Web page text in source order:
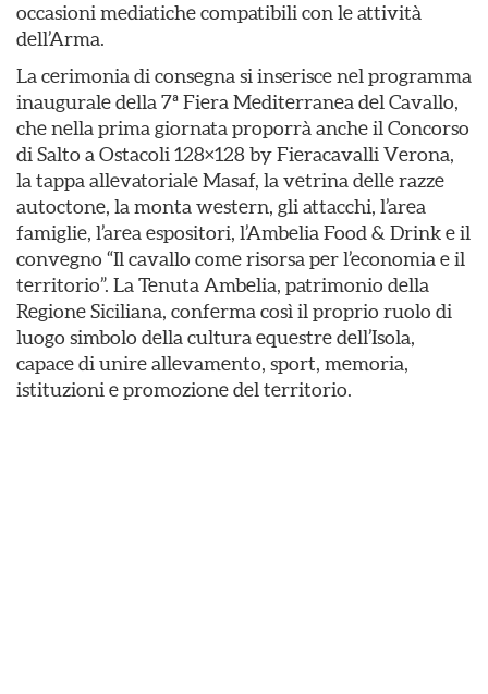
occasioni mediatiche compatibili con le attività
dell’Arma.
La cerimonia di consegna si inserisce nel programma
inaugurale della 7ª Fiera Mediterranea del Cavallo,
che nella prima giornata proporrà anche il Concorso
di Salto a Ostacoli 128×128 by Fieracavalli Verona,
la tappa allevatoriale Masaf, la vetrina delle razze
autoctone, la monta western, gli attacchi, l’area
famiglie, l’area espositori, l’Ambelia Food & Drink e il
convegno “Il cavallo come risorsa per l’economia e il
territorio”. La Tenuta Ambelia, patrimonio della
Regione Siciliana, conferma così il proprio ruolo di
luogo simbolo della cultura equestre dell’Isola,
capace di unire allevamento, sport, memoria,
istituzioni e promozione del territorio.